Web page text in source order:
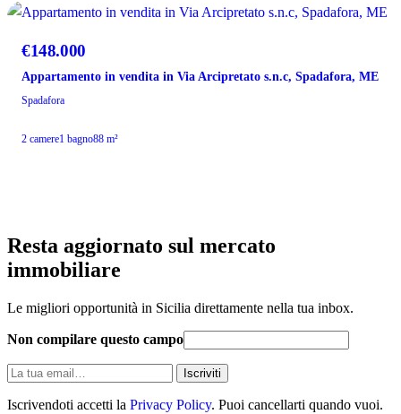
VENDITA
€148.000
Appartamento in vendita in Via Arcipretato s.n.c, Spadafora, ME
Spadafora
2 camere1 bagno88 m²
Resta aggiornato sul mercato
immobiliare
Le migliori opportunità in Sicilia direttamente nella tua inbox.
Non compilare questo campo
La
tua
email
Iscriviti
Iscrivendoti accetti la Privacy Policy. Puoi cancellarti quando vuoi.